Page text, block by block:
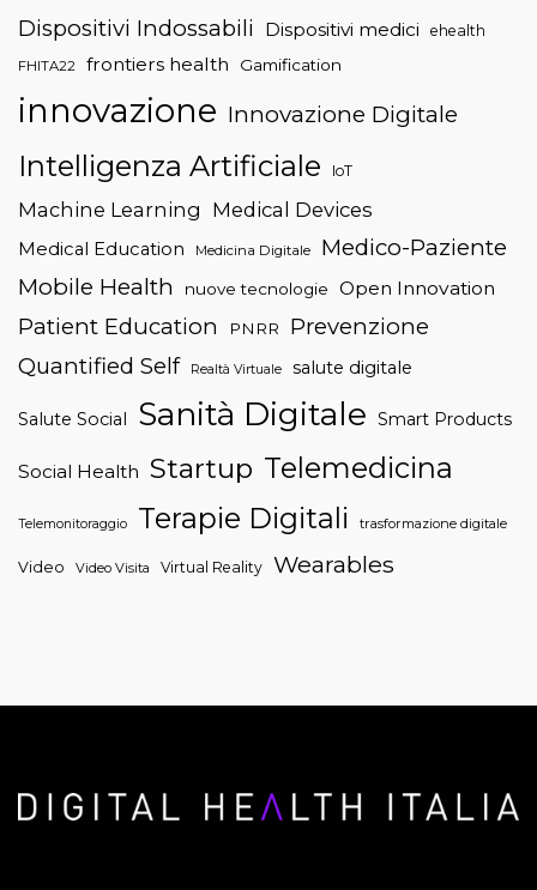
Dispositivi Indossabili Dispositivi medici ehealth
FHITA22 frontiers health Gamification
innovazione Innovazione Digitale
Intelligenza Artificiale IoT
Machine Learning Medical Devices
Medical Education Medicina Digitale
Medico-Paziente
Mobile Health
nuove tecnologie Open Innovation
Patient Education PNRR
Prevenzione
Quantified Self
Realtà Virtuale salute digitale
Salute Social Sanità Digitale Smart Products
Social Health Startup Telemedicina
Telemonitoraggio Terapie Digitali trasformazione digitale
Video Video Visita Virtual Reality Wearables